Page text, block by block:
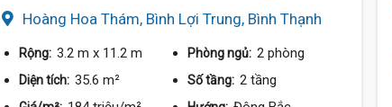
Hoàng Hoa Thám, Bình Lợi Trung, Bình Thạnh
Rộng: 3.2 m x 11.2 m Phòng ngủ: 2 phòng
Diện tích: 35.6 m² Số tầng: 2 tầng